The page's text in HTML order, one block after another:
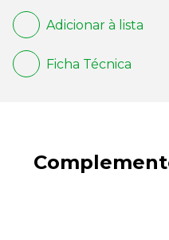
Adicionar à lista
Ficha Técnica